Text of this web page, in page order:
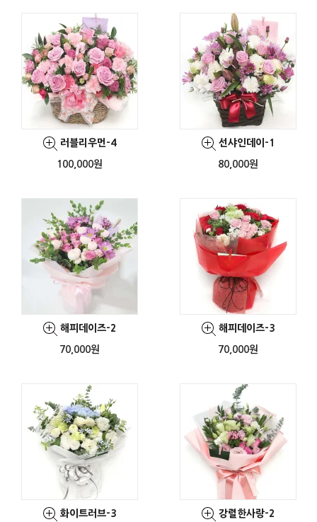
러블리우먼-4
100,000원
선샤인데이-1
80,000원
해피데이즈-2
70,000원
해피데이즈-3
70,000원
화이트러브-3 강렬한사랑-2